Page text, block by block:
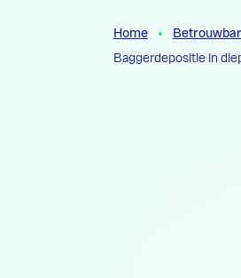
Home
Baggerdepositie in